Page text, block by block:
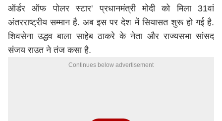
ऑर्डर ऑफ पोलर स्टार' प्रधानमंत्री मोदी को मिला 31वां
अंतरराष्ट्रीय सम्मान है. अब इस पर देश में सियासत शुरू हो गई है.
शिवसेना उद्धव बाला साहेब ठाकरे के नेता और राज्यसभा सांसद
संजय राउत ने तंज कसा है.
Continues below advertisement